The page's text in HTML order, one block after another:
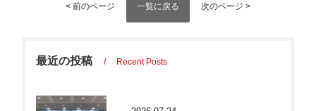
< 前のページ 一覧に戻る 次のページ >
最近の投稿 Recent Posts